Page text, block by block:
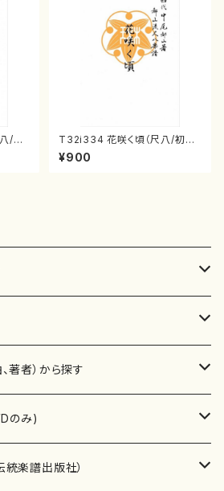
/二
都
T32i334 花咲く頃（尺八/初代
山川園松/楽譜）都山流公刊楽譜
曲番:2037
¥900
著者）から探す
のみ)
）演奏家
楽譜出版社）